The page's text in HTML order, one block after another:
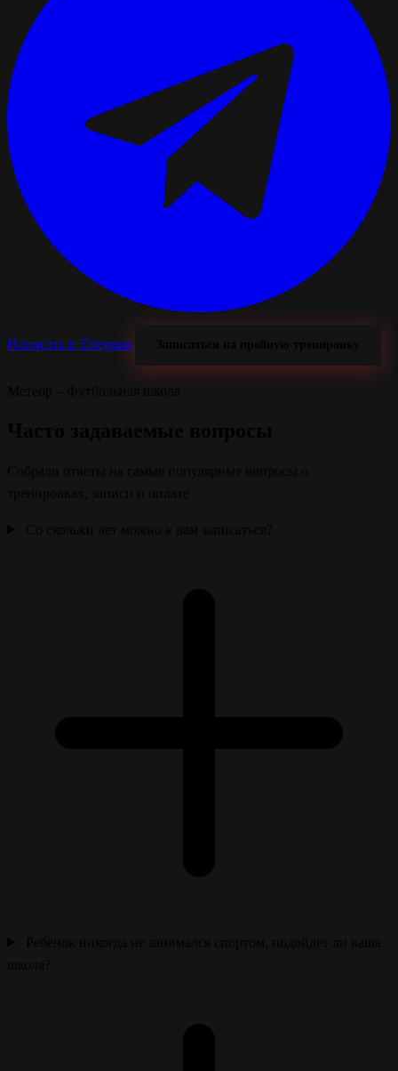
Написать в Telegram